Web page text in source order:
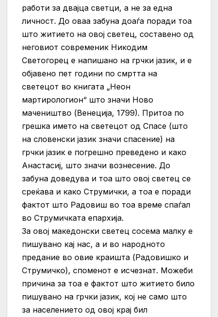
работи за двајца светци, а не за една
личност. До оваа забуна доаѓа поради тоа
што житието на овој светец, составено од
неговиот современик Никодим
Светогорец е напишано на грчки јазик, и е
објавено пет години по смртта на
светецот во книгата „Неон
мартирологион“ што значи Ново
мачеништво (Венеција, 1799). Притоа по
грешка името на светецот од Спасе (што
на словенски јазик значи спасение) на
грчки јазик е погрешно преведено и како
Анастасиј, што значи вознесение. До
забуна доведува и тоа што овој светец се
среќава и како Струмички, а тоа е поради
фактот што Радовиш во тоа време спаѓал
во Струмичката епархија.
За овој македонски светец сосема малку е
пишувано кај нас, а и во народното
предание во овие краишта (Радовишко и
Струмичко), споменот е исчезнат. Можеби
причина за тоа е фактот што житието било
пишувано на грчки јазик, кој не само што
за населението од овој крај бил